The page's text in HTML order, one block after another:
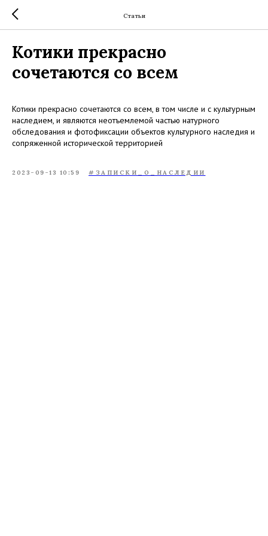
Статьи
Котики прекрасно
сочетаются со всем
Котики прекрасно сочетаются со всем, в том числе и с культурным
наследием, и являются неотъемлемой частью натурного
обследования и фотофиксации объектов культурного наследия и
сопряженной исторической территорией
2023-09-13 10:59 #ЗАПИСКИ_О_НАСЛЕДИИ